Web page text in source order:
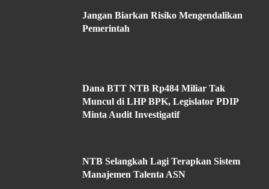
Jangan Biarkan Risiko Mengendalikan
Pemerintah
Dana BTT NTB Rp484 Miliar Tak
Muncul di LHP BPK, Legislator PDIP
Minta Audit Investigatif
NTB Selangkah Lagi Terapkan Sistem
Manajemen Talenta ASN